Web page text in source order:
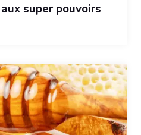
super pouvoirs